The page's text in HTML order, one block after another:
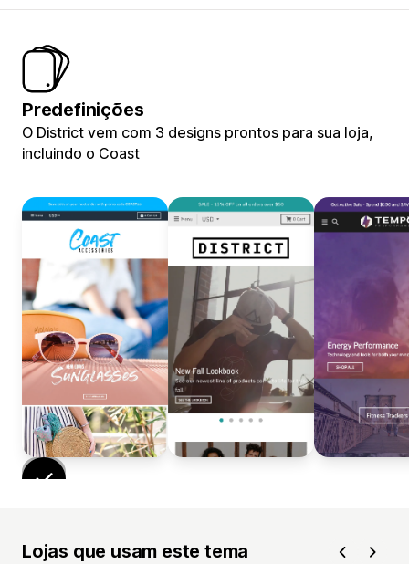
Predefinições
O District vem com 3 designs prontos para sua loja,
incluindo o Coast
Lojas que usam este tema